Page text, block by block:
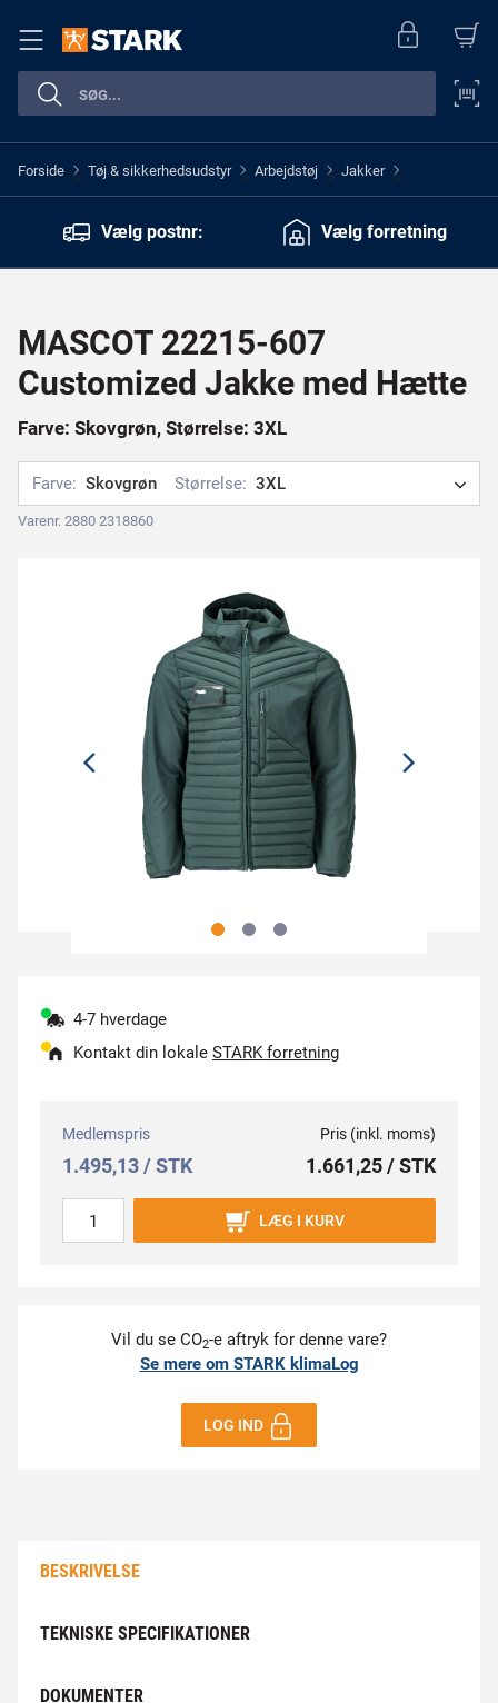
Forside > Tøj & sikkerhedsudstyr > Arbejdstøj > Jakker >
Vælg postnr: Vælg forretning
MASCOT 22215-607
Customized Jakke med Hætte
Farve: Skovgrøn, Størrelse: 3XL
Farve: Skovgrøn Størrelse: 3XL
Varenr. 2880 2318860
4-7 hverdage
Kontakt din lokale STARK forretning
Medlemspris
1.495,13 / STK
Pris (inkl. moms)
1.661,25 / STK
LÆG I KURV
Vil du se CO2-e aftryk for denne vare?
Se mere om STARK klimaLog
LOG IND
BESKRIVELSE
TEKNISKE SPECIFIKATIONER
DOKUMENTER